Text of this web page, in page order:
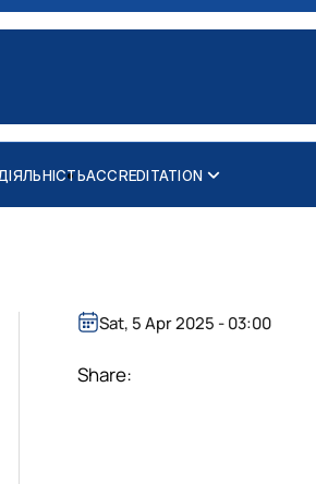
ACCREDITATION
Sat, 5 Apr 2025 - 03:00
Share: